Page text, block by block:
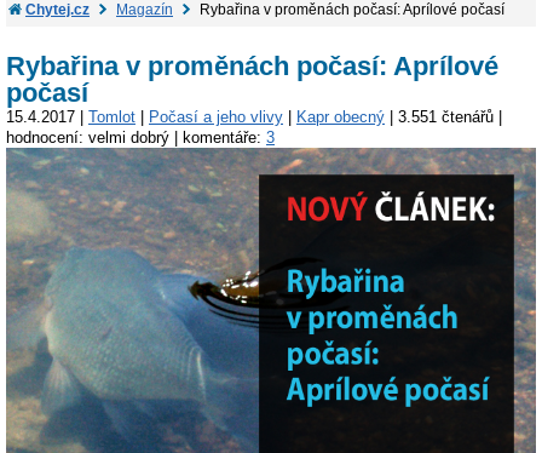
Chytej.cz Magazín Rybařina v proměnách počasí: Aprílové počasí
Rybařina v proměnách počasí: Aprílové
počasí
15.4.2017 | Tomlot | Počasí a jeho vlivy | Kapr obecný | 3.551 čtenářů |
hodnocení: velmi dobrý | komentáře: 3